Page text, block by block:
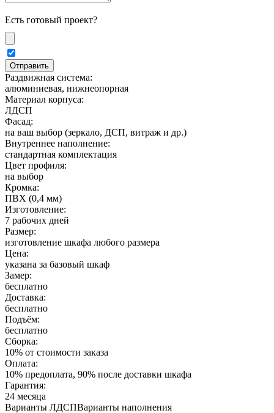
Есть готовый проект?
Раздвижная система:
алюминиевая, нижнеопорная
Материал корпуса:
ЛДСП
Фасад:
на ваш выбор (зеркало, ДСП, витраж и др.)
Внутреннее наполнение:
стандартная комплектация
Цвет профиля:
на выбор
Кромка:
ПВХ (0,4 мм)
Изготовление:
7 рабочих дней
Размер:
изготовление шкафа любого размера
Цена:
указана за базовый шкаф
Замер:
бесплатно
Доставка:
бесплатно
Подъём:
бесплатно
Сборка:
10% от стоимости заказа
Оплата:
10% предоплата, 90% после доставки шкафа
Гарантия:
24 месяца
Варианты ЛДСПВарианты наполнения